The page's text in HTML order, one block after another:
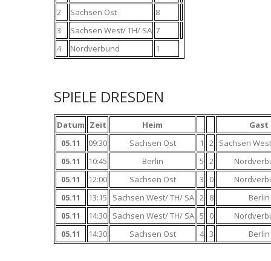
2
Sachsen Ost
8
3
Sachsen West/ TH/ SA 7
4
Nordverbund 1
SPIELE DRESDEN
Datum Zeit Heim
Gast
05.11
09:30 Sachsen Ost 1 2 Sachsen
05.11
10:45 Berlin 5 2
05.11
12:00 Sachsen Ost 3 0
05.11
13:15 Sachsen West/ TH/ SA 2 8
Berlin
05.11
14:30 Sachsen West/ TH/ SA 5 0
05.11
14:30 Sachsen Ost 4 3 Berlin